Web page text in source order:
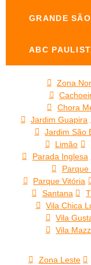
GRANDE
ABC
Zona
Chora
Jardim Guapira
Jardim São
Limão
Parada Inglesa
Parque Vitória
Santana
Vila Chica
Vila
Vila
Zona Leste